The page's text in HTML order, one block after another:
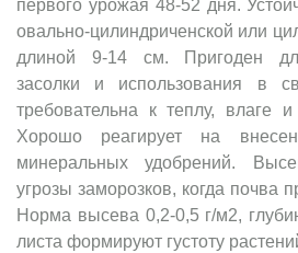
первого урожая 48-52 дня.
овально-цилиндриченской или
длиной 9-14 см. Пригоден
засолки и использования в
требовательна к теплу, влаге
Хорошо реагирует на
минеральных удобрений.
угрозы заморозков, когда почва
Норма высева 0,2-0,5 г/м2,
листа формируют густоту